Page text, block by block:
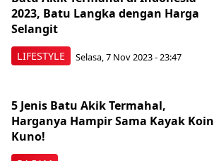
LIFESTYLE
2023, Batu Langka dengan Harga
Selangit
Selasa, 7 Nov 2023 - 23:47
5 Jenis Batu Akik Termahal,
Harganya Hampir Sama Kayak Koin
Kuno!